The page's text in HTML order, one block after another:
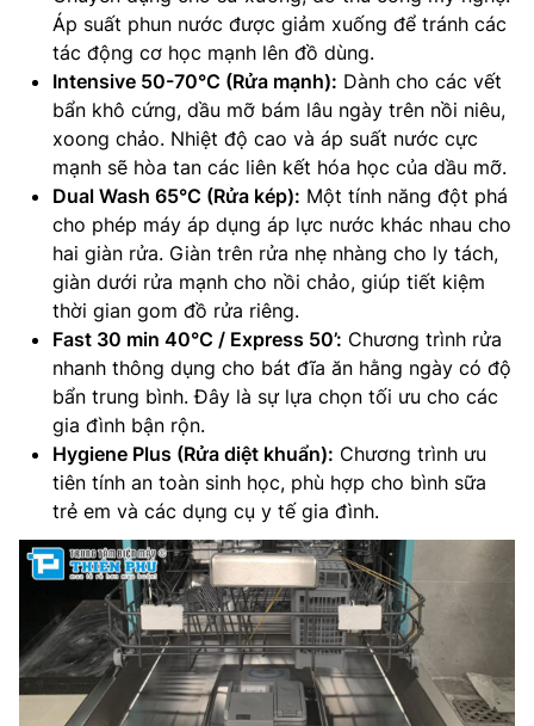
Áp suất phun nước được giảm xuống để tránh các
tác động cơ học mạnh lên đồ dùng.
Intensive 50-70°C (Rửa mạnh): Dành cho các vết
bẩn khô cứng, dầu mỡ bám lâu ngày trên nồi niêu,
xoong chảo. Nhiệt độ cao và áp suất nước cực
mạnh sẽ hòa tan các liên kết hóa học của dầu mỡ.
Dual Wash 65°C (Rửa kép): Một tính năng đột phá
cho phép máy áp dụng áp lực nước khác nhau cho
hai giàn rửa. Giàn trên rửa nhẹ nhàng cho ly tách,
giàn dưới rửa mạnh cho nồi chảo, giúp tiết kiệm
thời gian gom đồ rửa riêng.
Fast 30 min 40°C / Express 50’: Chương trình rửa
nhanh thông dụng cho bát đĩa ăn hằng ngày có độ
bẩn trung bình. Đây là sự lựa chọn tối ưu cho các
gia đình bận rộn.
Hygiene Plus (Rửa diệt khuẩn): Chương trình ưu
tiên tính an toàn sinh học, phù hợp cho bình sữa
trẻ em và các dụng cụ y tế gia đình.